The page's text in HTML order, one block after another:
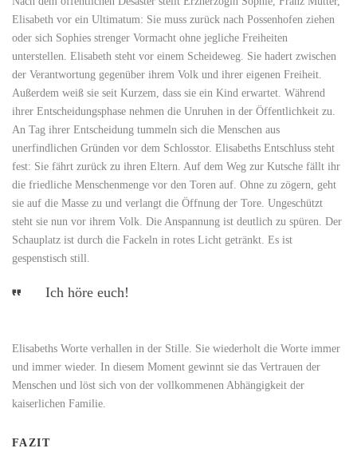
Elisabeth vor ein Ultimatum: Sie muss zurück nach Possenhofen ziehen
oder sich Sophies strenger Vormacht ohne jegliche Freiheiten
unterstellen. Elisabeth steht vor einem Scheideweg. Sie hadert zwischen
der Verantwortung gegenüber ihrem Volk und ihrer eigenen Freiheit.
Außerdem weiß sie seit Kurzem, dass sie ein Kind erwartet. Während
ihrer Entscheidungsphase nehmen die Unruhen in der Öffentlichkeit zu.
An Tag ihrer Entscheidung tummeln sich die Menschen aus
unerfindlichen Gründen vor dem Schlosstor. Elisabeths Entschluss steht
fest: Sie fährt zurück zu ihren Eltern. Auf dem Weg zur Kutsche fällt ihr
die friedliche Menschenmenge vor den Toren auf. Ohne zu zögern, geht
sie auf die Masse zu und verlangt die Öffnung der Tore. Ungeschützt
steht sie nun vor ihrem Volk. Die Anspannung ist deutlich zu spüren. Der
Schauplatz ist durch die Fackeln in rotes Licht getränkt. Es ist
gespenstisch still.
Ich höre euch!
Elisabeths Worte verhallen in der Stille. Sie wiederholt die Worte immer
und immer wieder. In diesem Moment gewinnt sie das Vertrauen der
Menschen und löst sich von der vollkommenen Abhängigkeit der
kaiserlichen Familie.
FAZIT